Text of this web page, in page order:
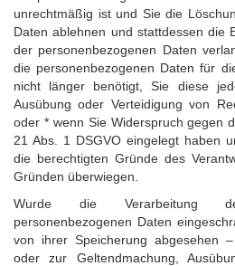
unrechtmäßig ist und Sie die
Daten ablehnen und stattdessen die
der personenbezogenen Daten
die personenbezogenen Daten für
nicht länger benötigt, Sie diese
Ausübung oder Verteidigung von
oder * wenn Sie Widerspruch gegen
21 Abs. 1 DSGVO eingelegt haben
die berechtigten Gründe des
Gründen überwiegen.
Wurde die Verarbeitung
personenbezogenen Daten
von ihrer Speicherung abgesehen
oder zur Geltendmachung,